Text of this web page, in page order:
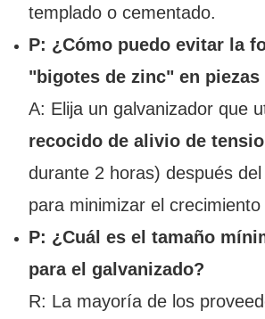
templado o cementado.
P: ¿Cómo puedo evitar la
"bigotes de zinc" en piezas
A: Elija un galvanizador que
recocido de alivio de
durante 2 horas) después
para minimizar el crecimiento
P: ¿Cuál es el tamaño
para el galvanizado?
R: La mayoría de los